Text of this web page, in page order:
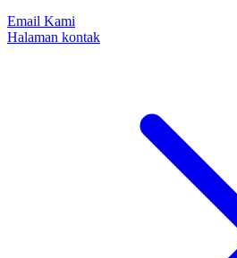
Email Kami
Halaman kontak